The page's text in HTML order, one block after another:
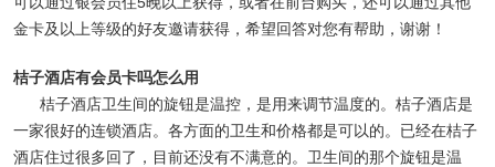
金卡及以上等级的好友邀请获得，希望回答对您有帮助，谢谢！
桔子酒店有会员卡吗怎么用
桔子酒店卫生间的旋钮是温控，是用来调节温度的。桔子酒店是
一家很好的连锁酒店。各方面的卫生和价格都是可以的。已经在桔子
酒店住过很多回了，目前还没有不满意的。卫生间的那个旋钮是温